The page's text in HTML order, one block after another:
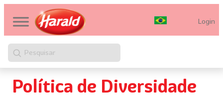
Login
Pesquisar
Política de Diversidade